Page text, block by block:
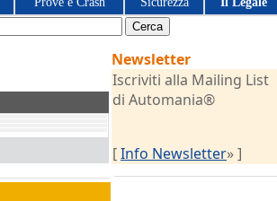
Newsletter
Iscriviti alla Mailing List
di Automania®
[Info Newsletter» ]